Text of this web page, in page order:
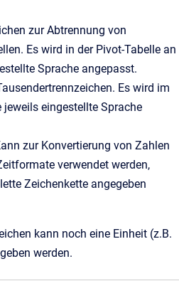
zur Abtrennung von
Es wird in der Pivot-Tabelle an
Sprache angepasst.
Es wird im
jeweils eingestellte Sprache
zur Konvertierung von Zahlen
verwendet werden,
Zeichenkette angegeben
kann noch eine Einheit (z.B.
werden.